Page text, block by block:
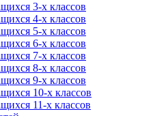
3-х классов
4-х классов
5-х классов
6-х классов
7-х классов
8-х классов
9-х классов
10-х классов
11-х классов